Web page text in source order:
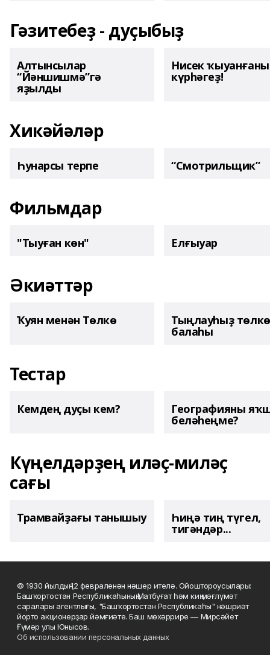
Гәзитебеҙ - дуҫыбыҙ
Алтынсылар
“Йәншишмә”гә
яҙылды
Нисек
күрһәгеҙ!
Хикәйәләр
Һунарсы терпе “Смотрильщик”
Фильмдар
"Тыуған көн" Елғыуар
Әкиәттәр
Ҡуян менән Төлкө Тыңлауһыҙ төлкө
балаһы
Тестар
Кемдең дуҫы кем? Географияны
беләһеңме?
Күңелдәрҙең иләҫ-миләҫ
сағы
Трамвайҙағы танышыу Һиңә тиң түгел,
тигәндәр...
© 1930 йылдың 12 февраленән нәшер ителә. Ойоштороусылары:
Башҡортостан Республикаһының Матбуғат һәм киң мәғлүмәт
саралары агентлығы, "Башҡортостан Республикаһы" нәшриәт
йорто акционерҙар йәмғиәте. Баш мөхәррире — Мирсәйет
Ғүмәр улы Юнысов.
Об использовании персональных данных